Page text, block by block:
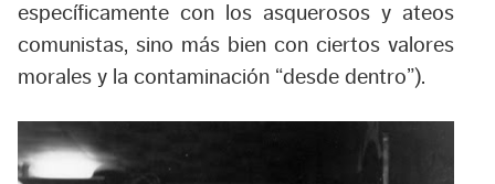
específicamente con los asquerosos y ateos
comunistas, sino más bien con ciertos valores
morales y la contaminación “desde dentro”).